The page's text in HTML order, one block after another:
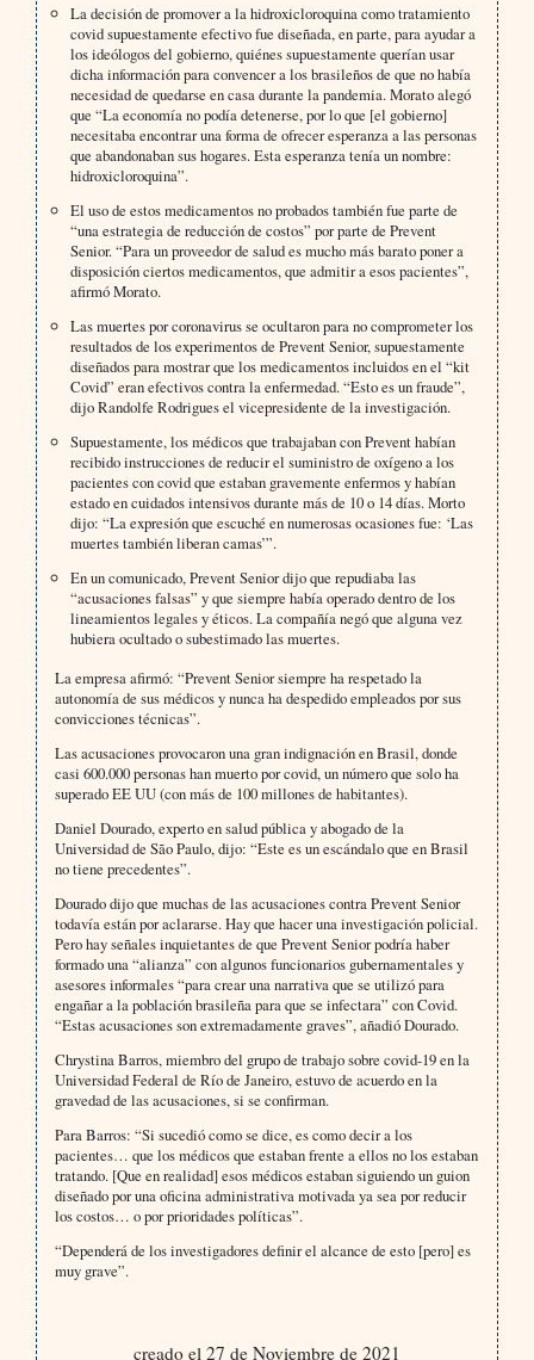
La decisión de promover a la hidroxicloroquina como tratamiento
covid supuestamente efectivo fue diseñada, en parte, para ayudar a
los ideólogos del gobierno, quiénes supuestamente querían usar
dicha información para convencer a los brasileños de que no había
necesidad de quedarse en casa durante la pandemia. Morato alegó
que “La economía no podía detenerse, por lo que [el gobierno]
necesitaba encontrar una forma de ofrecer esperanza a las personas
que abandonaban sus hogares. Esta esperanza tenía un nombre:
hidroxicloroquina”.
El uso de estos medicamentos no probados también fue parte de
“una estrategia de reducción de costos” por parte de Prevent
Senior. “Para un proveedor de salud es mucho más barato poner a
disposición ciertos medicamentos, que admitir a esos pacientes”,
afirmó Morato.
Las muertes por coronavirus se ocultaron para no comprometer los
resultados de los experimentos de Prevent Senior, supuestamente
diseñados para mostrar que los medicamentos incluidos en el “kit
Covid” eran efectivos contra la enfermedad. “Esto es un fraude”,
dijo Randolfe Rodrigues el vicepresidente de la investigación.
Supuestamente, los médicos que trabajaban con Prevent habían
recibido instrucciones de reducir el suministro de oxígeno a los
pacientes con covid que estaban gravemente enfermos y habían
estado en cuidados intensivos durante más de 10 o 14 días. Morto
dijo: “La expresión que escuché en numerosas ocasiones fue: ‘Las
muertes también liberan camas’”.
En un comunicado, Prevent Senior dijo que repudiaba las
“acusaciones falsas” y que siempre había operado dentro de los
lineamientos legales y éticos. La compañía negó que alguna vez
hubiera ocultado o subestimado las muertes.
La empresa afirmó: “Prevent Senior siempre ha respetado la
autonomía de sus médicos y nunca ha despedido empleados por sus
convicciones técnicas”.
Las acusaciones provocaron una gran indignación en Brasil, donde
casi 600.000 personas han muerto por covid, un número que solo ha
superado EE UU (con más de 100 millones de habitantes).
Daniel Dourado, experto en salud pública y abogado de la
Universidad de São Paulo, dijo: “Este es un escándalo que en Brasil
no tiene precedentes”.
Dourado dijo que muchas de las acusaciones contra Prevent Senior
todavía están por aclararse. Hay que hacer una investigación policial.
Pero hay señales inquietantes de que Prevent Senior podría haber
formado una “alianza” con algunos funcionarios gubernamentales y
asesores informales “para crear una narrativa que se utilizó para
engañar a la población brasileña para que se infectara” con Covid.
“Estas acusaciones son extremadamente graves”, añadió Dourado.
Chrystina Barros, miembro del grupo de trabajo sobre covid-19 en la
Universidad Federal de Río de Janeiro, estuvo de acuerdo en la
gravedad de las acusaciones, si se confirman.
Para Barros: “Si sucedió como se dice, es como decir a los
pacientes… que los médicos que estaban frente a ellos no los estaban
tratando. [Que en realidad] esos médicos estaban siguiendo un guion
diseñado por una oficina administrativa motivada ya sea por reducir
los costos… o por prioridades políticas”.
“Dependerá de los investigadores definir el alcance de esto [pero] es
muy grave”.
creado el 27 de Noviembre de 2021